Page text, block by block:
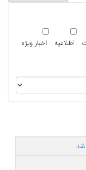
اطلاعیه اخبار ویژه
شد